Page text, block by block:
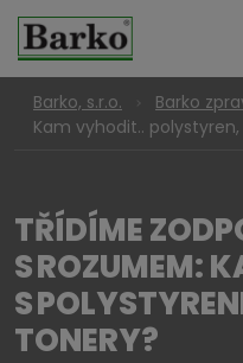
Barko, s.r.o.
Barko
Kam vyhodit..
TŘÍDÍME
S ROZUMEM:
S
TONERY?